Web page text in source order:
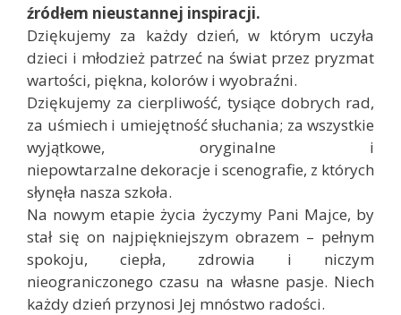
źródłem nieustannej inspiracji.
Dziękujemy za każdy dzień, w którym uczyła
dzieci i młodzież patrzeć na świat przez pryzmat
wartości, piękna, kolorów i wyobraźni.
Dziękujemy za cierpliwość, tysiące dobrych rad,
za uśmiech i umiejętność słuchania; za wszystkie
wyjątkowe, oryginalne i
niepowtarzalne dekoracje i scenografie, z których
słynęła nasza szkoła.
Na nowym etapie życia życzymy Pani Majce, by
stał się on najpiękniejszym obrazem – pełnym
spokoju, ciepła, zdrowia i niczym
nieograniczonego czasu na własne pasje. Niech
każdy dzień przynosi Jej mnóstwo radości.